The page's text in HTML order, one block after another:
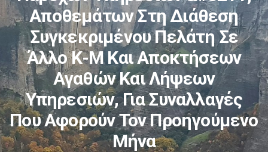
Αποθεμάτων Στη Διάθεση
Συγκεκριμένου Πελάτη Σε
Άλλο Κ-Μ Και Αποκτήσεων
Αγαθών Και Λήψεων
Υπηρεσιών, Για Συναλλαγές
Που Αφορούν Τον Προηγούμενο
Μήνα